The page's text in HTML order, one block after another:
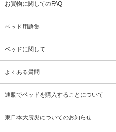
お買物に関してのFAQ
ベッド用語集
ベッドに関して
よくある質問
通販でベッドを購入することについて
東日本大震災についてのお知らせ